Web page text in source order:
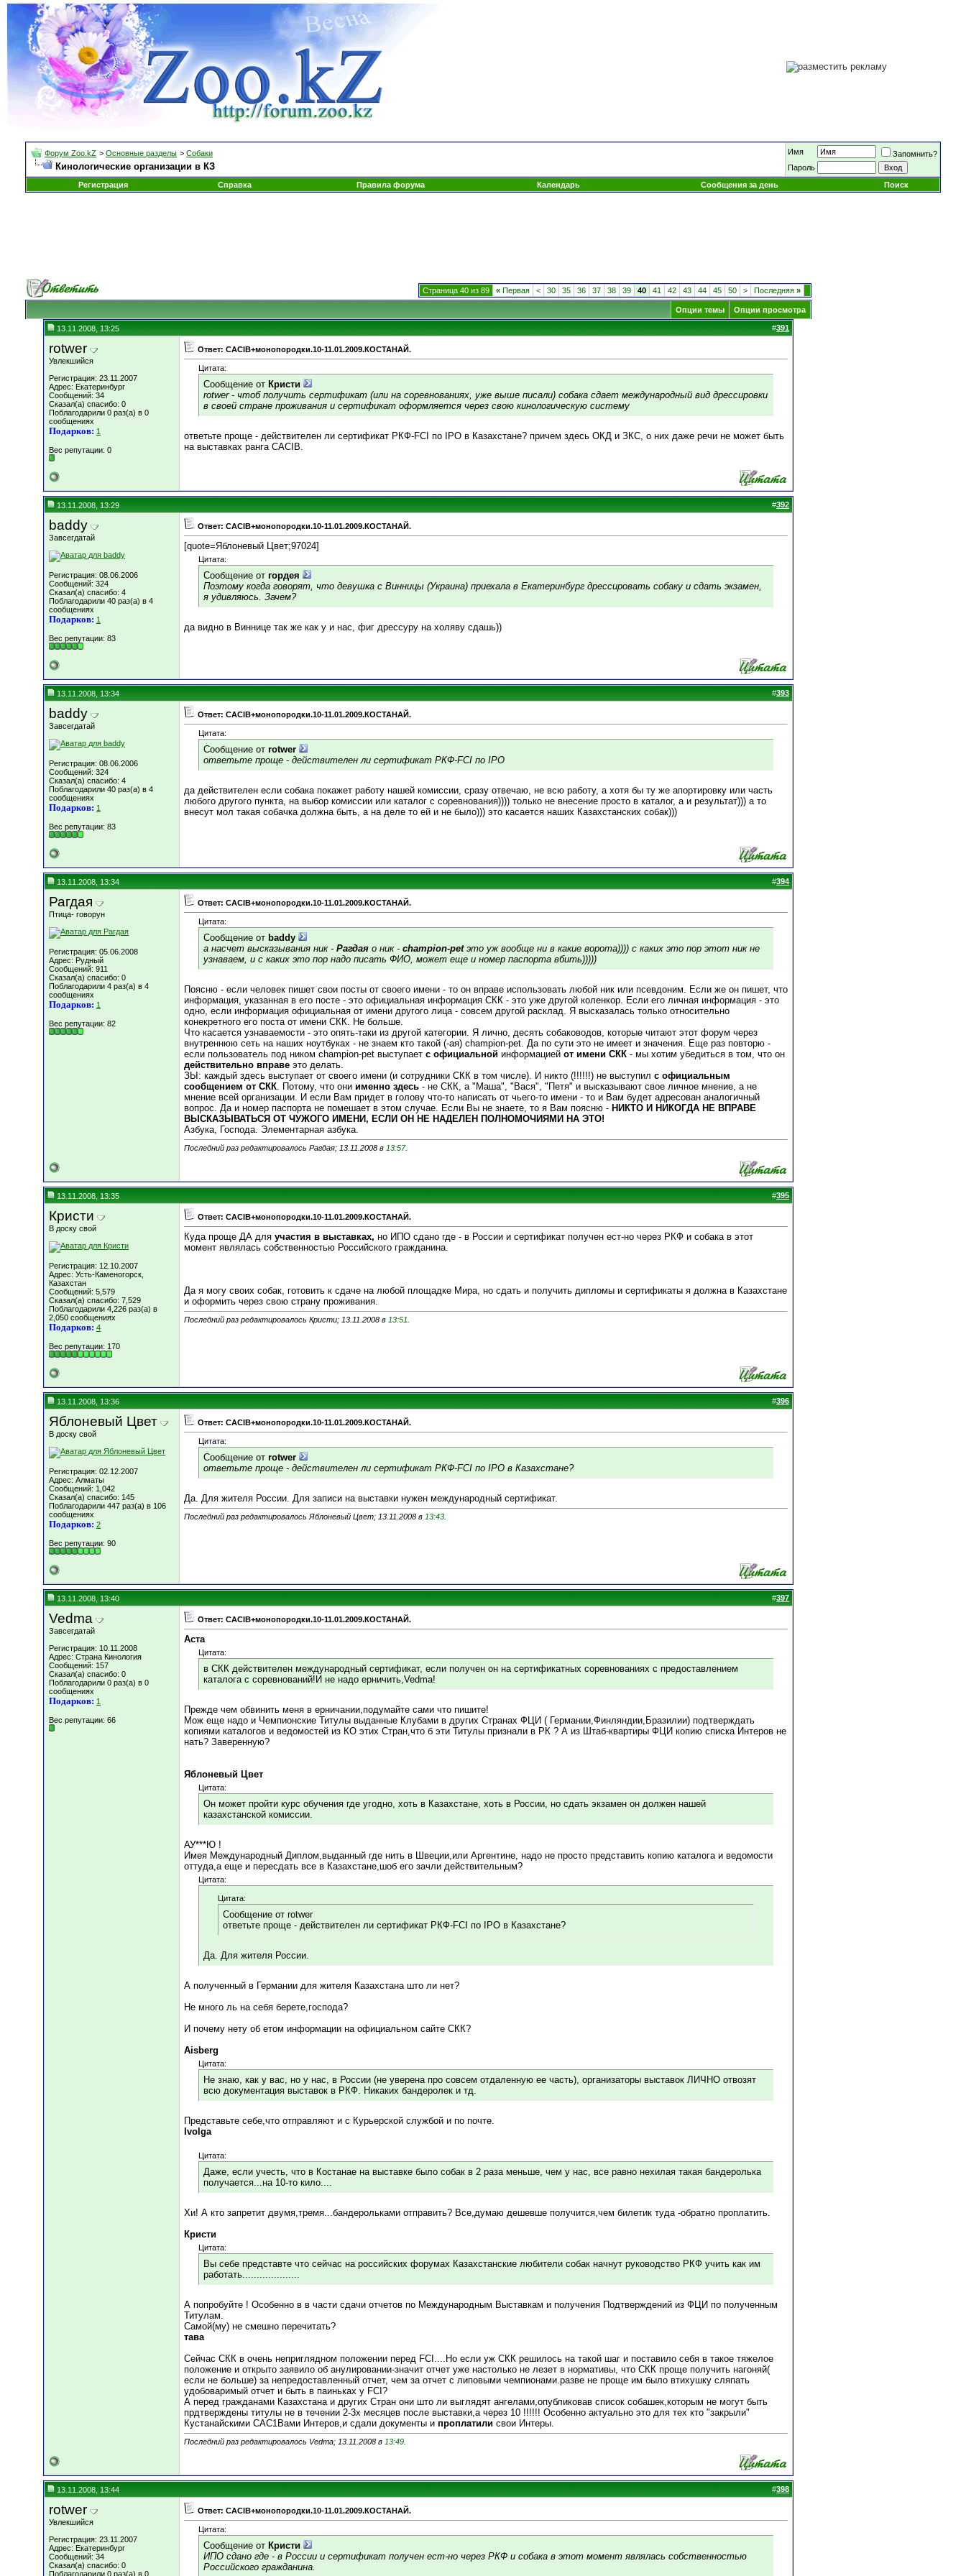
Форум Zoo.kZ > Основные разделы > Собаки
Кинологические организации в КЗ
Имя
Запомнить?
Пароль
Регистрация
Справка Правила форума Календарь Сообщения за день Поиск
Страница 40 из 89 « Первая < 30 35 36 37 38 39 40 41 42 43 44 45 50 > Последняя »
Опции темы Опции просмотра
13.11.2008, 13:25 #391
rotwer
Увлекшийся
Регистрация: 23.11.2007
Адрес: Екатеринбург
Сообщений: 34
Сказал(а) спасибо: 0
Поблагодарили 0 раз(а) в 0
сообщениях
Подарков: 1
Вес репутации: 0
Ответ: CACIB+монопородки.10-11.01.2009.КОСТАНАЙ.
Цитата:
Сообщение от Кристи
rotwer - чтоб получить сертификат (или на соревнованиях, уже выше писали) собака сдает международный вид дрессировки
в своей стране проживания и сертификат оформляется через свою кинологическую систему
ответьте проще - действителен ли сертификат РКФ-FCI по IPO в Казахстане? причем здесь ОКД и ЗКС, о них даже речи не может быть
на выставках ранга CACIB.
13.11.2008, 13:29 #392
baddy
Завсегдатай
Регистрация: 08.06.2006
Сообщений: 324
Сказал(а) спасибо: 4
Поблагодарили 40 раз(а) в 4
сообщениях
Подарков: 1
Вес репутации: 83
Ответ: CACIB+монопородки.10-11.01.2009.КОСТАНАЙ.
[quote=Яблоневый Цвет;97024]
Цитата:
Сообщение от гордея
Поэтому когда говорят, что девушка с Винницы (Украина) приехала в Екатеринбург дрессировать собаку и сдать экзамен,
я удивляюсь. Зачем?
да видно в Виннице так же как у и нас, фиг дрессуру на холяву сдашь))
13.11.2008, 13:34 #393
baddy
Завсегдатай
Регистрация: 08.06.2006
Сообщений: 324
Сказал(а) спасибо: 4
Поблагодарили 40 раз(а) в 4
сообщениях
Подарков: 1
Вес репутации: 83
Ответ: CACIB+монопородки.10-11.01.2009.КОСТАНАЙ.
Цитата:
Сообщение от rotwer
ответьте проще - действителен ли сертификат РКФ-FCI по IPO
да действителен если собака покажет работу нашей комиссии, сразу отвечаю, не всю работу, а хотя бы ту же апортировку или часть
любого другого пункта, на выбор комиссии или каталог с соревнования)))) только не внесение просто в каталог, а и результат))) а то
внесут мол такая собачка должна быть, а на деле то ей и не было))) это касается наших Казахстанских собак)))
13.11.2008, 13:34 #394
Рагдая
Птица- говорун
Регистрация: 05.06.2008
Адрес: Рудный
Сообщений: 911
Сказал(а) спасибо: 0
Поблагодарили 4 раз(а) в 4
сообщениях
Подарков: 1
Вес репутации: 82
Ответ: CACIB+монопородки.10-11.01.2009.КОСТАНАЙ.
Цитата:
Сообщение от baddy
а насчет высказывания ник - Рагдая о ник - champion-petэто уж вообще ни в какие ворота)))) с каких это пор этот ник не
узнаваем, и с каких это пор надо писать ФИО, может еще и номер паспорта вбить)))))
Поясню - если человек пишет свои посты от своего имени - то он вправе использовать любой ник или псевдоним. Если же он пишет, что
информация, указанная в его посте - это официальная информация СКК - это уже другой коленкор. Если его личная информация - это
одно, если информация официальная от имени другого лица - совсем другой расклад. Я высказалась только относительно
конекретного его поста от имени СКК. Не больше.
Что касается узнаваемости - это опять-таки из другой категории. Я лично, десять собаководов, которые читают этот форум через
внутреннюю сеть на наших ноутбуках - не знаем кто такой (-ая) champion-pet. Да по сути это не имеет и значения. Еще раз повторю -
если пользователь под ником champion-pet выступает с официальной информацией от имени СКК - мы хотим убедиться в том, что он
действительно вправе это делать.
ЗЫ: каждый здесь выступает от своего имени (и сотрудники СКК в том числе). И никто (!!!!!!) не выступил с официальным
сообщением от СКК. Потому, что они именно здесь - не СКК, а "Маша", "Вася", "Петя" и высказывают свое личное мнение, а не
мнение всей организации. И если Вам придет в голову что-то написать от чьего-то имени - то и Вам будет адресован аналогичный
вопрос. Да и номер паспорта не помешает в этом случае. Если Вы не знаете, то я Вам поясню - НИКТО И НИКОГДА НЕ ВПРАВЕ
ВЫСКАЗЫВАТЬСЯ ОТ ЧУЖОГО ИМЕНИ, ЕСЛИ ОН НЕ НАДЕЛЕН ПОЛНОМОЧИЯМИ НА ЭТО!
Азбука, Господа. Элементарная азбука.
Последний раз редактировалось Рагдая; 13.11.2008 в 13:57.
13.11.2008, 13:35 #395
Кристи
В доску свой
Регистрация: 12.10.2007
Адрес: Усть-Каменогорск,
Казахстан
Сообщений: 5,579
Сказал(а) спасибо: 7,529
Поблагодарили 4,226 раз(а) в
2,050 сообщениях
Подарков: 4
Вес репутации: 170
Ответ: CACIB+монопородки.10-11.01.2009.КОСТАНАЙ.
Куда проще ДА для участия в выставках, но ИПО сдано где - в России и сертификат получен ест-но через РКФ и собака в этот
момент являлась собственностью Российского гражданина.
Да я могу своих собак, готовить к сдаче на любой площадке Мира, но сдать и получить дипломы и сертификаты я должна в Казахстане
и оформить через свою страну проживания.
Последний раз редактировалось Кристи; 13.11.2008 в 13:51
13.11.2008, 13:36 #396
Яблоневый Цвет
В доску свой
Регистрация: 02.12.2007
Адрес: Алматы
Сообщений: 1,042
Сказал(а) спасибо: 145
Поблагодарили 447 раз(а) в 106
сообщениях
Подарков: 2
Вес репутации: 90
Ответ: CACIB+монопородки.10-11.01.2009.КОСТАНАЙ.
Цитата:
Сообщение от rotwer
ответьте проще - действителен ли сертификат РКФ-FCI по IPO в Казахстане?
Да. Для жителя России. Для записи на выставки нужен международный сертификат.
Последний раз редактировалось Яблоневый Цвет; 13.11.2008 в 13:43
13.11.2008, 13:40 #397
Vedma
Завсегдатай
Регистрация: 10.11.2008
Адрес: Страна Кинология
Сообщений: 157
Сказал(а) спасибо: 0
Поблагодарили 0 раз(а) в 0
сообщениях
Подарков: 1
Вес репутации: 66
Ответ: CACIB+монопородки.10-11.01.2009.КОСТАНАЙ.
Аста
Цитата:
в СКК действителен международный сертификат, если получен он на сертификатных соревнованиях с предоставлением
каталога с соревнований!И не надо ерничить,Vedma!
Прежде чем обвинить меня в ерничании,подумайте сами что пишите!
Мож еще надо и Чемпионские Титулы выданные Клубами в других Странах ФЦИ ( Германии,Финляндии,Бразилии) подтверждать
копиями каталогов и ведомостей из КО этих Стран,что б эти Титулы признали в РК ? А из Штаб-квартиры ФЦИ копию списка Интеров не
нать? Заверенную?
Яблоневый Цвет
Цитата:
Он может пройти курс обучения где угодно, хоть в Казахстане, хоть в России, но сдать экзамен он должен нашей
казахстанской комиссии.
АУ***Ю !
Имея Международный Диплом,выданный где нить в Швеции,или Аргентине, надо не просто представить копию каталога и ведомости
оттуда,а еще и пересдать все в Казахстане,шоб его зачли действительным?
Цитата:
Цитата:
Сообщение от rotwer
ответьте проще - действителен ли сертификат РКФ-FCI по IPO в Казахстане?
Да. Для жителя России.
А полученный в Германии для жителя Казахстана што ли нет?
Не много ль на себя берете,господа?
И почему нету об етом информации на официальном сайте СКК?
Aisberg
Цитата:
Не знаю, как у вас, но у нас, в России (не уверена про совсем отдаленную ее часть), организаторы выставок ЛИЧНО отвозят
всю документация выставок в РКФ. Никаких бандеролек и тд.
Представьте себе,что отправляют и с Курьерской службой и по почте.
Ivolga
Цитата:
Даже, если учесть, что в Костанае на выставке было собак в 2 раза меньше, чем у нас, все равно нехилая такая бандеролька
получается...на 10-то кило....
Хи! А кто запретит двумя,тремя...бандерольками отправить? Все,думаю дешевше получится,чем билетик туда -обратно проплатить.
Кристи
Цитата:
Вы себе представте что сейчас на российских форумах Казахстанские любители собак начнут руководство РКФ учить как им
работать....................
А попробуйте ! Особенно в в части сдачи отчетов по Международным Выставкам и получения Подтверждений из ФЦИ по полученным
Титулам.
Самой(му) не смешно перечитать?
тава
Сейчас СКК в очень неприглядном положении перед FCI....Но если уж СКК решилось на такой шаг и поставило себя в такое тяжелое
положение и открыто заявило об анулировании-значит отчет уже настолько не лезет в нормативы, что СКК проще получить нагоняй(
если не больше) за непредоставленный отчет, чем за отчет с липовыми чемпионами.разве не проще им было втихушку сляпать
удобоваримый отчет и быть в паиньках у FCI?
А перед гражданами Казахстана и других Стран они што ли выглядят ангелами,опубликовав список собашек,которым не могут быть
прдтверждены титулы не в течении 2-3х месяцев после выставки,а через 10 !!!!!! Особенно актуально это для тех кто "закрыли"
Кустанайскими САС1Вами Интеров,и сдали документы и проплатили свои Интеры.
Последний раз редактировалось Vedma; 13.11.2008 в 13:49
13.11.2008, 13:44 #398
rotwer
Увлекшийся
Регистрация: 23.11.2007
Адрес: Екатеринбург
Сообщений: 34
Сказал(а) спасибо: 0
Поблагодарили 0 раз(а) в 0
Ответ: CACIB+монопородки.10-11.01.2009.КОСТАНАЙ.
Цитата:
Сообщение от Кристи
ИПО сдано где - в России и сертификат получен ест-но через РКФ и собака в этот момент являлась собственностью
Российского гражданина.